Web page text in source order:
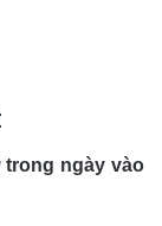
ngày vào